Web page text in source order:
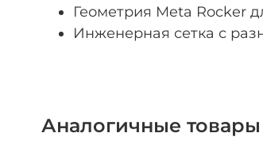
Геометрия Meta Rocker
Инженерная сетка с
Аналогичные товары